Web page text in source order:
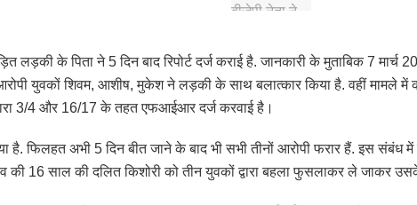
लड़की के पिता ने 5 दिन बाद रिपोर्ट दर्ज कराई है. जानकारी के मुताबिक 7
युवकों शिवम, आशीष, मुकेश ने लड़की के साथ बलात्कार किया है. वहीं मामले
3/4 और 16/17 के तहत एफआईआर दर्ज करवाई है।
है. फिलहत अभी 5 दिन बीत जाने के बाद भी सभी तीनों आरोपी फरार हैं. इस
16 साल की दलित किशोरी को तीन युवकों द्वारा बहला फुसलाकर ले जाकर